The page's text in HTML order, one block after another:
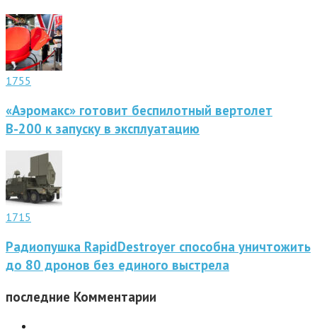
1755
«Аэромакс» готовит беспилотный вертолет
В-200 к запуску в эксплуатацию
1715
Радиопушка RapidDestroyer способна уничтожить
до 80 дронов без единого выстрела
последние Комментарии